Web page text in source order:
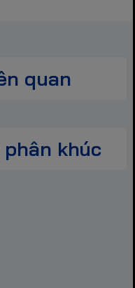
quan
khúc